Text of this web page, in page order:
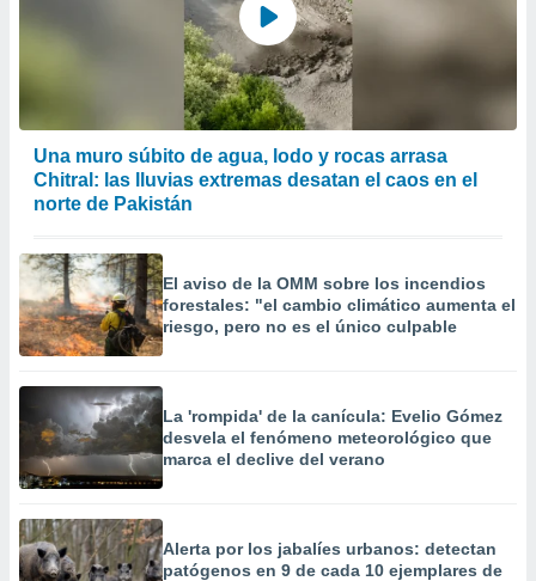
Una muro súbito de agua, lodo y rocas arrasa
Chitral: las lluvias extremas desatan el caos en el
norte de Pakistán
El aviso de la OMM sobre los incendios
forestales: "el cambio climático aumenta el
riesgo, pero no es el único culpable
La 'rompida' de la canícula: Evelio Gómez
desvela el fenómeno meteorológico que
marca el declive del verano
Alerta por los jabalíes urbanos: detectan
patógenos en 9 de cada 10 ejemplares de